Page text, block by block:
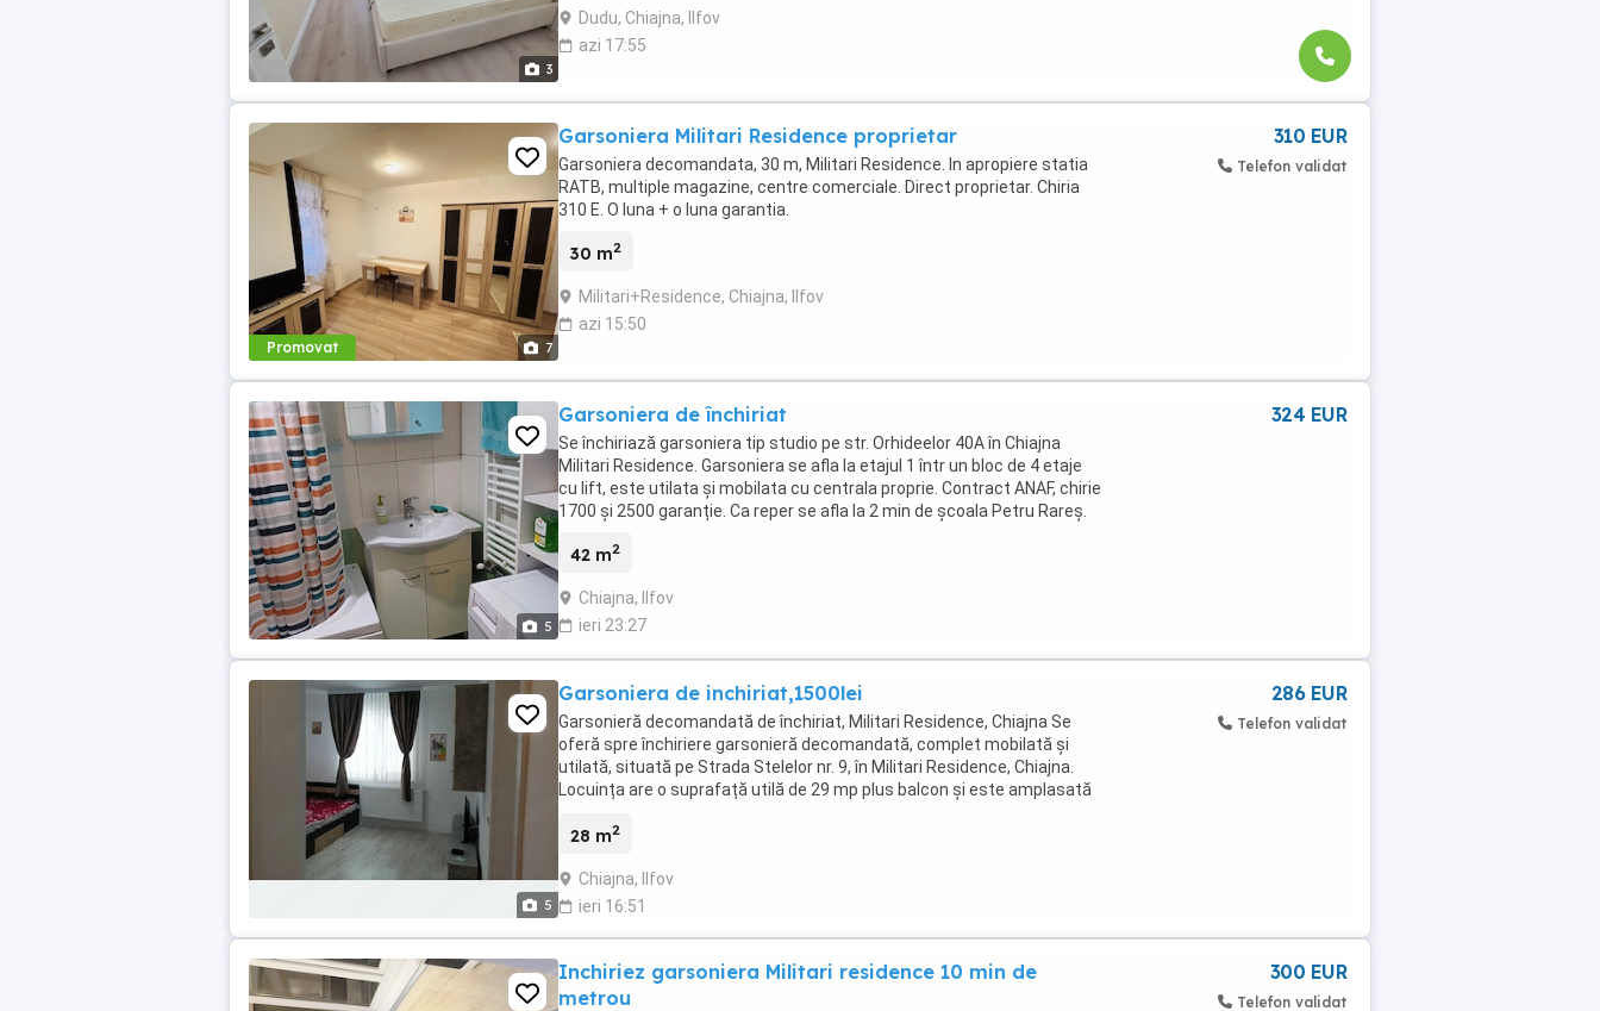
3
Dudu, Chiajna, Ilfov
azi 17:55
Promovat 7
Garsoniera Militari Residence proprietar
Garsoniera decomandata, 30 m, Militari Residence. In apropiere statia
RATB, multiple magazine, centre comerciale. Direct proprietar. Chiria
310 E. O luna + o luna garantia.
30 m2
Militari+Residence, Chiajna, Ilfov
azi 15:50
310 EUR
Telefon validat
5
Garsoniera de închiriat
Se închiriază garsoniera tip studio pe str. Orhideelor 40A în Chiajna
Militari Residence. Garsoniera se afla la etajul 1 într un bloc de 4 etaje
cu lift, este utilata și mobilata cu centrala proprie. Contract ANAF, chirie
1700 și 2500 garanție. Ca reper se afla la 2 min de școala Petru Rareș.
42 m2
Chiajna, Ilfov
ieri 23:27
324 EUR
5
Garsoniera de inchiriat,1500lei
Garsonieră decomandată de închiriat, Militari Residence, Chiajna Se
oferă spre închiriere garsonieră decomandată, complet mobilată și
utilată, situată pe Strada Stelelor nr. 9, în Militari Residence, Chiajna.
Locuința are o suprafață utilă de 29 mp plus balcon și este amplasată
28 m2
Chiajna, Ilfov
ieri 16:51
286 EUR
Telefon validat
Inchiriez garsoniera Militari residence 10 min de
metrou
300 EUR
Telefon validat